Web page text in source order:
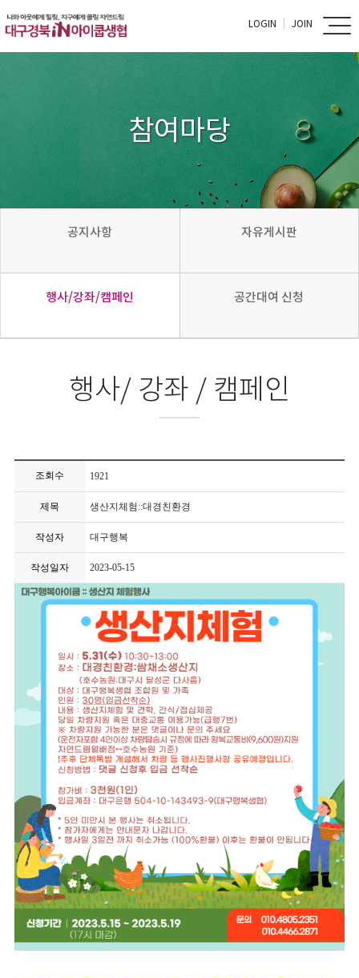
LOGIN JOIN
참여마당
공지사항 자유게시판
행사/강좌/캠페인 공간대여 신청
행사/ 강좌 / 캠페인
조회수 1921
제목 생산지체험::대경친환경
작성자 대구행복
작성일자 2023-05-15